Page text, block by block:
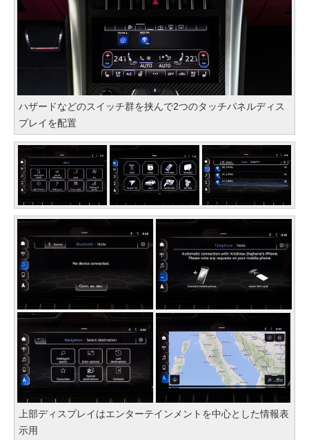
ハザードなどのスイッチ群を挟んで2つのタッチパネルディス
プレイを配置
上部ディスプレイはエンターテインメントを中心とした情報表
示用